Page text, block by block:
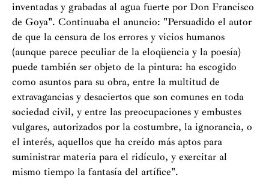
inventadas y grabadas al agua fuerte por Don Francisco
de Goya". Continuaba el anuncio: "Persuadido el autor
de que la censura de los errores y vicios humanos
(aunque parece peculiar de la eloqüencia y la poesía)
puede también ser objeto de la pintura: ha escogido
como asuntos para su obra, entre la multitud de
extravagancias y desaciertos que son comunes en toda
sociedad civil, y entre las preocupaciones y embustes
vulgares, autorizados por la costumbre, la ignorancia, o
el interés, aquellos que ha creído más aptos para
suministrar materia para el ridículo, y exercitar al
mismo tiempo la fantasía del artífice".